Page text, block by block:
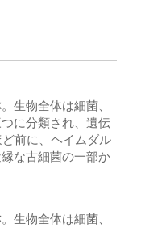
生物全体は細菌、
に分類され、遺伝
前に、ヘイムダル
な古細菌の一部か
生物全体は細菌、